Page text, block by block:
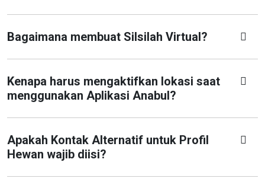
Bagaimana membuat Silsilah Virtual?
Kenapa harus mengaktifkan lokasi saat
menggunakan Aplikasi Anabul?
Apakah Kontak Alternatif untuk Profil
Hewan wajib diisi?